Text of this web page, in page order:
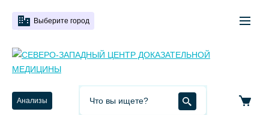
Выберите город
Анализы